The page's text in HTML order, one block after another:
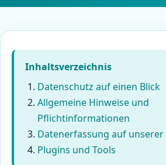
Inhaltsverzeichnis
Datenschutz auf einen Blick
Allgemeine Hinweise und
Pflichtinformationen
Datenerfassung auf unserer
Plugins und Tools